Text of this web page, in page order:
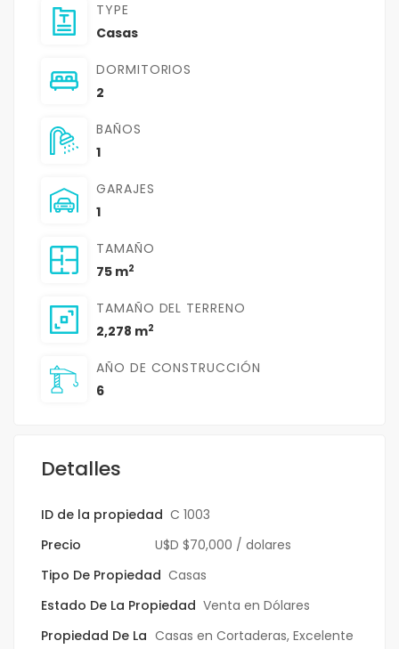
TYPE
Casas
DORMITORIOS
2
BAÑOS
1
GARAJES
1
TAMAÑO
75 m2
TAMAÑO DEL TERRENO
2,278 m2
AÑO DE CONSTRUCCIÓN
6
Detalles
ID de la propiedad C 1003
Precio
U$D $70,000 / dolares
Tipo De Propiedad Casas
Estado De La Propiedad Venta en Dólares
Propiedad De La Casas en Cortaderas, Excelente